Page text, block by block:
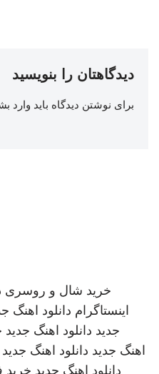
دیدگاهتان را بنویسید
برای نوشتن دیدگاه باید وارد
خرید شال و روسری
اینستاگرام دانلود اهنگ
جدید دانلود اهنگ جدید
اهنگ جدید دانلود اهنگ جدید
دانلود اهنگ جدید خرید